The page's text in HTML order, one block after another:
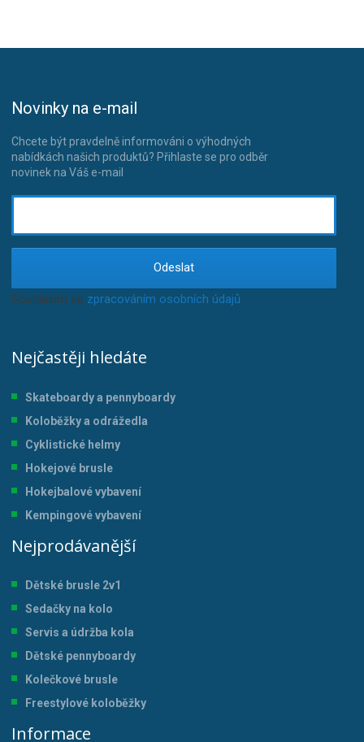
Novinky na e-mail
Chcete být pravdelně informováni o výhodných
nabídkách našich produktů? Přihlaste se pro odběr
novinek na Váš e-mail
Odeslat
Souhlasím se zpracováním osobních údajů.
Nejčastěji hledáte
Skateboardy a pennyboardy
Koloběžky a odrážedla
Cyklistické helmy
Hokejové brusle
Hokejbalové vybavení
Kempingové vybavení
Nejprodávanější
Dětské brusle 2v1
Sedačky na kolo
Servis a údržba kola
Dětské pennyboardy
Kolečkové brusle
Freestylové koloběžky
Informace